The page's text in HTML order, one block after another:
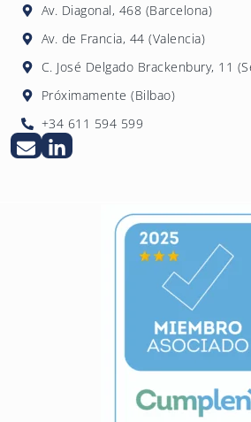
Av. Diagonal, 468 (Barcelona)
Av. de Francia, 44 (Valencia)
C. José Delgado Brackenbury, 11
Próximamente (Bilbao)
+34 611 594 599